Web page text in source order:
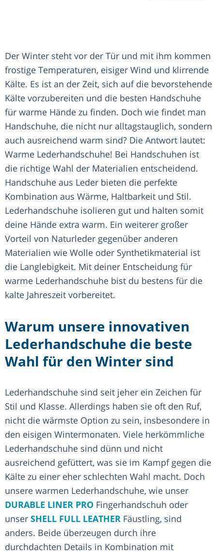
Der Winter steht vor der Tür und mit ihm kommen
frostige Temperaturen, eisiger Wind und klirrende
Kälte. Es ist an der Zeit, sich auf die bevorstehende
Kälte vorzubereiten und die besten Handschuhe
für warme Hände zu finden. Doch wie findet man
Handschuhe, die nicht nur alltagstauglich, sondern
auch ausreichend warm sind? Die Antwort lautet:
Warme Lederhandschuhe! Bei Handschuhen ist
die richtige Wahl der Materialien entscheidend.
Handschuhe aus Leder bieten die perfekte
Kombination aus Wärme, Haltbarkeit und Stil.
Lederhandschuhe isolieren gut und halten somit
deine Hände extra warm. Ein weiterer großer
Vorteil von Naturleder gegenüber anderen
Materialien wie Wolle oder Synthetikmaterial ist
die Langlebigkeit. Mit deiner Entscheidung für
warme Lederhandschuhe bist du bestens für die
kalte Jahreszeit vorbereitet.
Warum unsere innovativen
Lederhandschuhe die beste
Wahl für den Winter sind
Lederhandschuhe sind seit jeher ein Zeichen für
Stil und Klasse. Allerdings haben sie oft den Ruf,
nicht die wärmste Option zu sein, insbesondere in
den eisigen Wintermonaten. Viele herkömmliche
Lederhandschuhe sind dünn und nicht
ausreichend gefüttert, was sie im Kampf gegen die
Kälte zu einer eher schlechten Wahl macht. Doch
unsere warmen Lederhandschuhe, wie unser
DURABLE LINER PRO Fingerhandschuh oder
unser SHELL FULL LEATHER Fäustling, sind
anders. Beide überzeugen durch ihre
durchdachten Details in Kombination mit